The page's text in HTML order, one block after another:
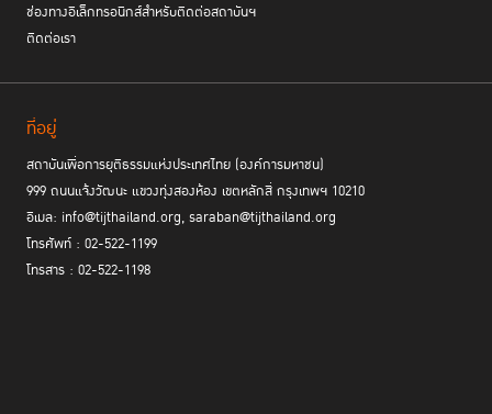
ช่องทางอิเล็กทรอนิกส์สำหรับติดต่อสถาบันฯ
ติดต่อเรา
ที่อยู่
สถาบันเพื่อการยุติธรรมแห่งประเทศไทย (องค์การมหาชน)
999 ถนนแจ้งวัฒนะ แขวงทุ่งสองห้อง เขตหลักสี่ กรุงเทพฯ 10210
อีเมล: info@tijthailand.org, saraban@tijthailand.org
โทรศัพท์ : 02-522-1199
โทรสาร : 02-522-1198